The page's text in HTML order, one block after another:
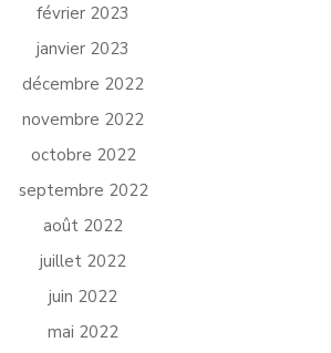
février 2023
janvier 2023
décembre 2022
novembre 2022
octobre 2022
septembre 2022
août 2022
juillet 2022
juin 2022
mai 2022